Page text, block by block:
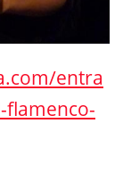
entra
flamenco-